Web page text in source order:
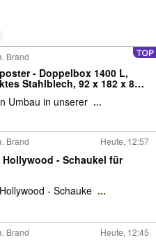
Brand
- Doppelbox 1400 L,
Stahlblech, 92 x 182 x 86
Umbau in unserer ...
Brand Heute, 12:57
Hollywood - Schaukel für
- Schauke ...
Brand Heute, 12:45